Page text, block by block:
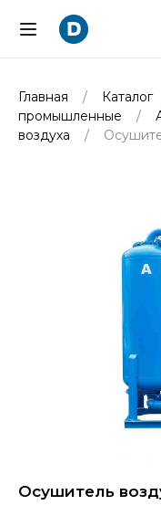
Главная Каталог
промышленные
воздуха
Осушитель